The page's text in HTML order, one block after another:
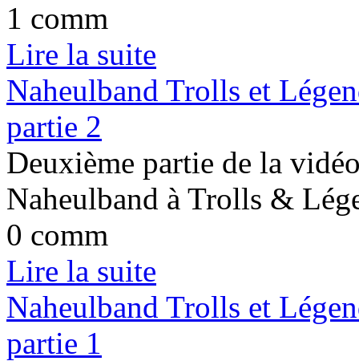
1 comm
Lire la suite
Naheulband Trolls et
partie 2
Deuxième partie de la
Naheulband à Trolls &
0 comm
Lire la suite
Naheulband Trolls et
partie 1